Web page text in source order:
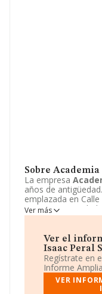
Sobre Academia
La empresa
años de antigüedad.
emplazada en
Centra su actividad
n.c.o.p.. La
Ver más
Ver el
Isaac Peral
Regístrate en
Informe
VER